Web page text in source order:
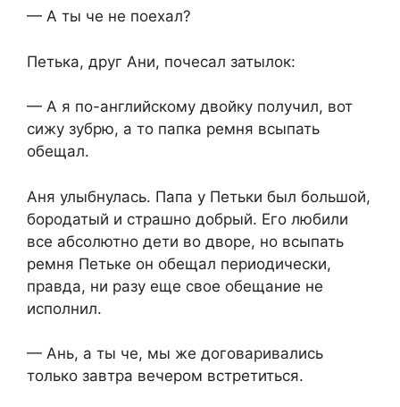
— А ты че не поехал?
Петька, друг Ани, почесал затылок:
— А я по-английскому двойку получил, вот
сижу зубрю, а то папка ремня всыпать
обещал.
Аня улыбнулась. Папа у Петьки был большой,
бородатый и страшно добрый. Его любили
все абсолютно дети во дворе, но всыпать
ремня Петьке он обещал периодически,
правда, ни разу еще свое обещание не
исполнил.
— Ань, а ты че, мы же договаривались
только завтра вечером встретиться.